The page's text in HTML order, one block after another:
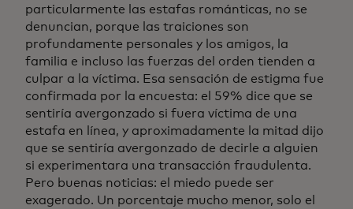
particularmente las estafas románticas, no se
denuncian, porque las traiciones son
profundamente personales y los amigos, la
familia e incluso las fuerzas del orden tienden a
culpar a la víctima. Esa sensación de estigma fue
confirmada por la encuesta: el 59% dice que se
sentiría avergonzado si fuera víctima de una
estafa en línea, y aproximadamente la mitad dijo
que se sentiría avergonzado de decirle a alguien
si experimentara una transacción fraudulenta.
Pero buenas noticias: el miedo puede ser
exagerado. Un porcentaje mucho menor, solo el